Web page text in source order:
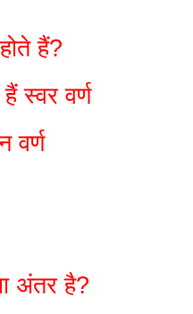
हैं?
स्वर वर्ण
वर्ण
अंतर है?